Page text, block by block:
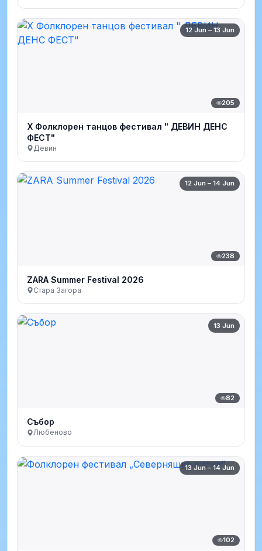
12 Jun – 13 Jun
205
Х Фолклорен танцов фестивал " ДЕВИН ДЕНС
ФЕСТ"
Девин
12 Jun – 14 Jun
238
ZARA Summer Festival 2026
Стара Загора
13 Jun
82
Събор
Любеново
13 Jun – 14 Jun
102